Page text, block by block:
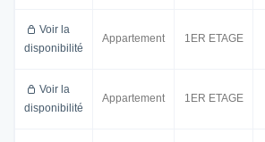
Voir la
disponibilité
Appartement 1ER ETAGE
Voir la
disponibilité
Appartement 1ER ETAGE